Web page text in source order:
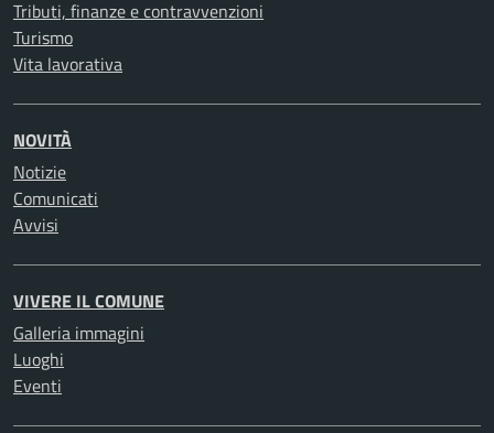
Tributi, finanze e contravvenzioni
Turismo
Vita lavorativa
NOVITÀ
Notizie
Comunicati
Avvisi
VIVERE IL COMUNE
Galleria immagini
Luoghi
Eventi